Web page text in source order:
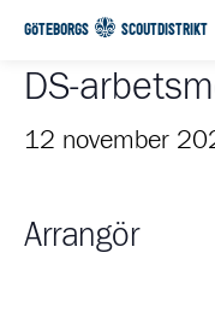
GÖTEBORGS SCOUTDISTRIKT
DS-
12 november
Arrangör